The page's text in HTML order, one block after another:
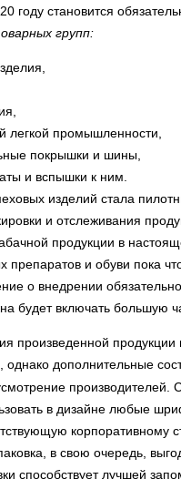
году становится
групп:
легкой промышленности,
покрышки и шины,
и вспышки к ним.
изделий стала
и отслеживания
продукции в
препаратов и обуви пока
о внедрении
будет включать большую
произведенной
однако дополнительные
производителей.
в дизайне любые
корпоративному
в свою очередь,
способствует лучшей